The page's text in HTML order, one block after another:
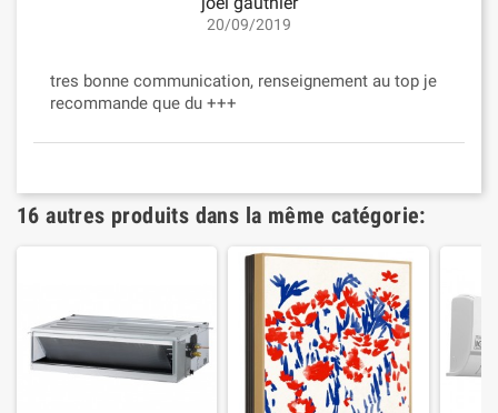
20/09/2019
tres bonne communication, renseignement au top je
recommande que du +++
16 autres produits dans la même catégorie: